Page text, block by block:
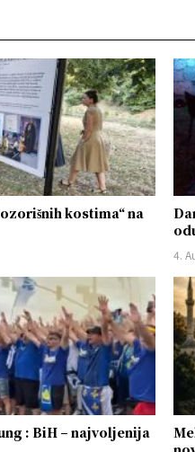
kostima“ na
4.
: BiH – najvoljenija